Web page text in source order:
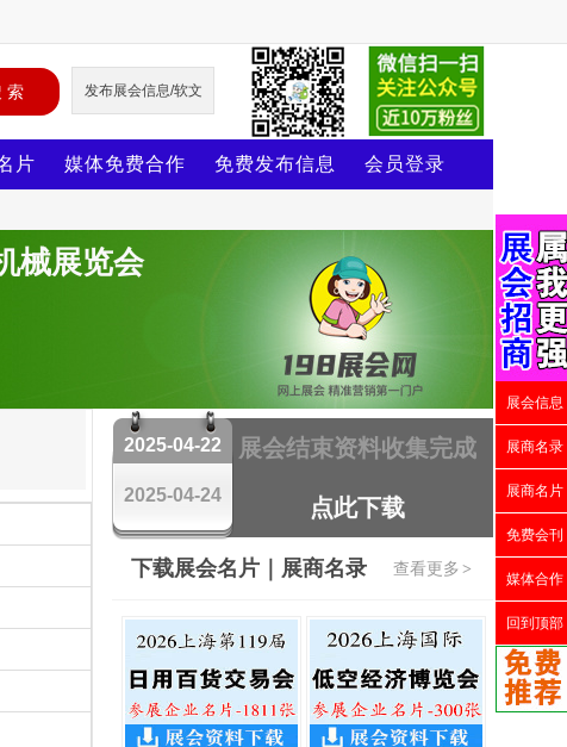
发布展会信息/软文
片 媒体免费合作 免费发布信息 会员登录
械展览会
2025-04-22
2025-04-24
展会结束资料收集完成
点此下载
查看更多 >
下载展会名片｜展商名录
展会信息
展商名录
展商名片
免费会刊
媒体合作
回到顶部